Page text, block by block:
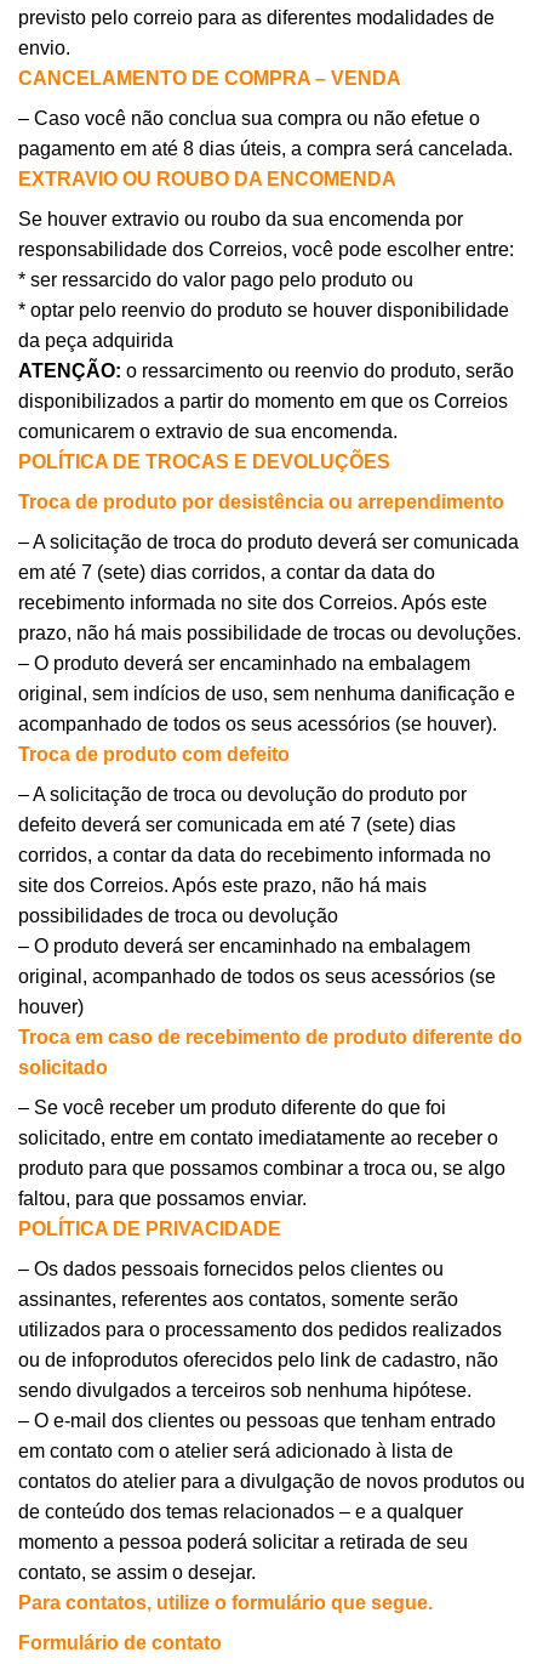
previsto pelo correio para as diferentes modalidades de
envio.
CANCELAMENTO DE COMPRA – VENDA
– Caso você não conclua sua compra ou não efetue o
pagamento em até 8 dias úteis, a compra será cancelada.
EXTRAVIO OU ROUBO DA ENCOMENDA
Se houver extravio ou roubo da sua encomenda por
responsabilidade dos Correios, você pode escolher entre:
* ser ressarcido do valor pago pelo produto ou
* optar pelo reenvio do produto se houver disponibilidade
da peça adquirida
ATENÇÃO: o ressarcimento ou reenvio do produto, serão
disponibilizados a partir do momento em que os Correios
comunicarem o extravio de sua encomenda.
POLÍTICA DE TROCAS E DEVOLUÇÕES
Troca de produto por desistência ou arrependimento
– A solicitação de troca do produto deverá ser comunicada
em até 7 (sete) dias corridos, a contar da data do
recebimento informada no site dos Correios. Após este
prazo, não há mais possibilidade de trocas ou devoluções.
– O produto deverá ser encaminhado na embalagem
original, sem indícios de uso, sem nenhuma danificação e
acompanhado de todos os seus acessórios (se houver).
Troca de produto com defeito
– A solicitação de troca ou devolução do produto por
defeito deverá ser comunicada em até 7 (sete) dias
corridos, a contar da data do recebimento informada no
site dos Correios. Após este prazo, não há mais
possibilidades de troca ou devolução
– O produto deverá ser encaminhado na embalagem
original, acompanhado de todos os seus acessórios (se
houver)
Troca em caso de recebimento de produto diferente do
solicitado
– Se você receber um produto diferente do que foi
solicitado, entre em contato imediatamente ao receber o
produto para que possamos combinar a troca ou, se algo
faltou, para que possamos enviar.
POLÍTICA DE PRIVACIDADE
– Os dados pessoais fornecidos pelos clientes ou
assinantes, referentes aos contatos, somente serão
utilizados para o processamento dos pedidos realizados
ou de infoprodutos oferecidos pelo link de cadastro, não
sendo divulgados a terceiros sob nenhuma hipótese.
– O e-mail dos clientes ou pessoas que tenham entrado
em contato com o atelier será adicionado à lista de
contatos do atelier para a divulgação de novos produtos ou
de conteúdo dos temas relacionados – e a qualquer
momento a pessoa poderá solicitar a retirada de seu
contato, se assim o desejar.
Para contatos, utilize o formulário que segue.
Formulário de contato